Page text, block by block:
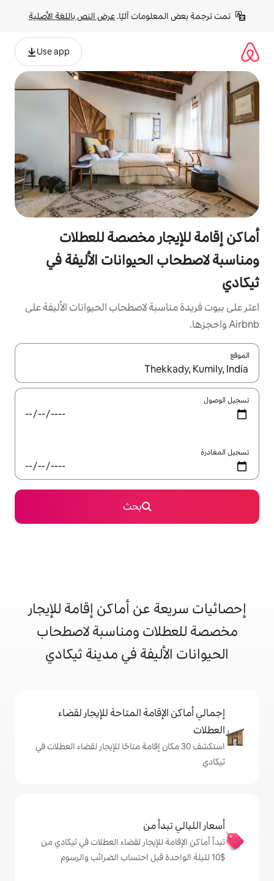
آليًا. عرض النص باللغة الأصلية
مخصصة للعطلات
الأليفة في
لاصطحاب الحيوانات الأليفة على
باستخدام السهمين لأعلى ولأسفل أو استكشف عن طريق اللمس أو السحب.
عن أماكن إقامة للإيجار
ومناسبة لاصطحاب
في مدينة ثيكادي
المتاحة للإيجار لقضاء
30 مكان إقامة متاحًا للإيجار لقضاء العطلات في
للإيجار لقضاء العطلات في ثيكادي من